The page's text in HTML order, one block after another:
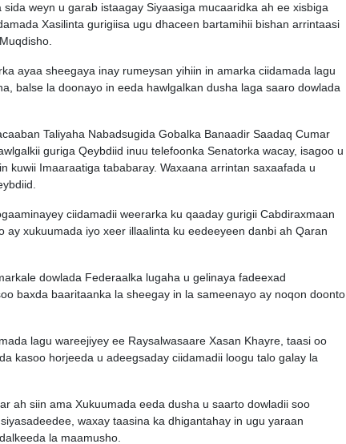
weyn u garab istaagay Siyaasiga mucaaridka ah ee xisbiga
Xasilinta gurigiisa ugu dhaceen bartamihii bishan arrintaasi
ayaa sheegaya inay rumeysan yihiin in amarka ciidamada lagu
balse la doonayo in eeda hawlgalkan dusha laga saaro dowlada
Taliyaha Nabadsugida Gobalka Banaadir Saadaq Cumar
guriga Qeybdiid inuu telefoonka Senatorka wacay, isagoo u
kuwii Imaaraatiga tababaray. Waxaana arrintan saxaafada u
ciidamadii weerarka ku qaaday gurigii Cabdiraxmaan
ay xukuumada iyo xeer illaalinta ku eedeeyeen danbi ah Qaran
dowlada Federaalka lugaha u gelinaya fadeexad
baxda baaritaanka la sheegay in la sameenayo ay noqon doonto
lagu wareejiyey ee Raysalwasaare Xasan Khayre, taasi oo
kasoo horjeeda u adeegsaday ciidamadii loogu talo galay la
ah siin ama Xukuumada eeda dusha u saarto dowladii soo
waxay taasina ka dhigantahay in ugu yaraan
la maamusho.